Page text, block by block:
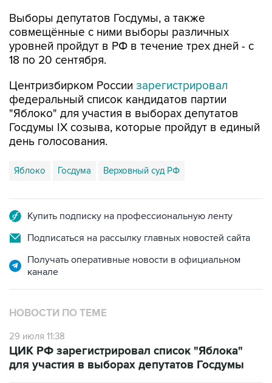
Выборы депутатов Госдумы, а также
совмещённые с ними выборы различных
уровней пройдут в РФ в течение трех дней - с
18 по 20 сентября.
Центризбирком России зарегистрировал
федеральный список кандидатов партии
"Яблоко" для участия в выборах депутатов
Госдумы IX созыва, которые пройдут в единый
день голосования.
Яблоко Госдума Верховный суд РФ
Купить подписку на профессиональную ленту
Подписаться на рассылку главных новостей сайта
Получать оперативные новости в официальном
канале
НОВОСТИ ПО ТЕМЕ
29 июля 11:38
ЦИК РФ зарегистрировал список "Яблока"
для участия в выборах депутатов Госдумы